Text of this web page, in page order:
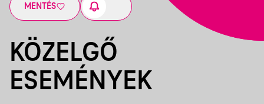
MENTÉS
KÖZELGŐ
ESEMÉNYEK